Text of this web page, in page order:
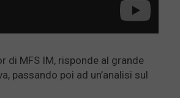
di MFS IM, risponde al grande
passando poi ad un’analisi sul